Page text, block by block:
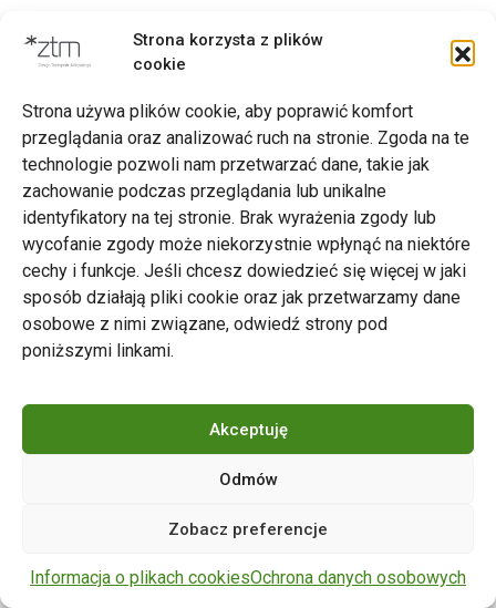
Strona korzysta z plików
cookie
Strona używa plików cookie, aby poprawić komfort
przeglądania oraz analizować ruch na stronie. Zgoda na te
technologie pozwoli nam przetwarzać dane, takie jak
zachowanie podczas przeglądania lub unikalne
identyfikatory na tej stronie. Brak wyrażenia zgody lub
wycofanie zgody może niekorzystnie wpłynąć na niektóre
cechy i funkcje. Jeśli chcesz dowiedzieć się więcej w jaki
sposób działają pliki cookie oraz jak przetwarzamy dane
osobowe z nimi związane, odwiedź strony pod
poniższymi linkami.
Akceptuję
Odmów
Zobacz preferencje
Informacja o plikach cookiesOchrona danych osobowych
Zarząd Transportu Miejskiego w Poznaniu
Napisz do nas
tel. 61 646 33 44
ul. Matejki 59, 60-770 Poznań
zastrzeżone.